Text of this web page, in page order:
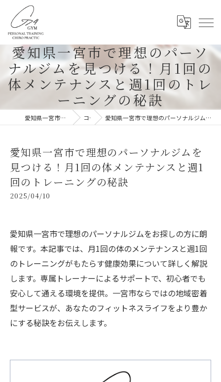
愛知県一宮市で理想のパーソ
ナルジムを見つける！月1回の
体メンテナンスと週1回のトレ
ーニングの秘訣
愛知県一宮市のパーソナルジムならG-4GYM コラム 愛知県一宮市で理想のパーソナルジムを見つける！月1回の体メンテナンスと週1回のトレーニングの秘訣
愛知県一宮市で理想のパーソナルジムを
見つける！月1回の体メンテナンスと週1
回のトレーニングの秘訣
2025/04/10
愛知県一宮市で理想のパーソナルジムをお探しの方に朗
報です。本記事では、月1回の体のメンテナンスと週1回
のトレーニングがもたらす健康効果について詳しく解説
します。専属トレーナーによるサポートで、初心者でも
安心して通える環境を提供。一宮市ならではの地域密着
型サービスが、あなたのフィットネスライフをより豊か
にする秘訣をお伝えします。